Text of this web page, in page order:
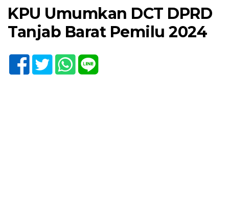
KPU Umumkan DCT DPRD
Tanjab Barat Pemilu 2024